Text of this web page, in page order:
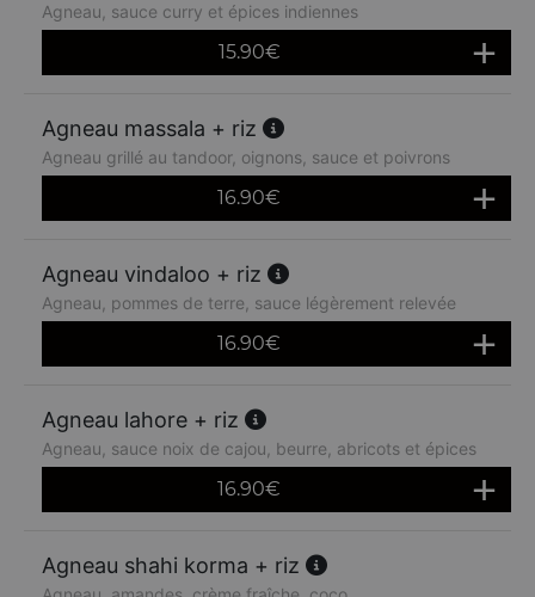
Agneau, sauce curry et épices indiennes
15.90€
Agneau massala + riz
Agneau grillé au tandoor, oignons, sauce et poivrons
16.90€
Agneau vindaloo + riz
Agneau, pommes de terre, sauce légèrement relevée
16.90€
Agneau lahore + riz
Agneau, sauce noix de cajou, beurre, abricots et épices
16.90€
Agneau shahi korma + riz